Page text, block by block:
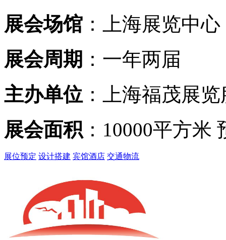
展会场馆 ：上海展览中心
展会周期 ：一年两届
主办单位 ：上海福茂展
展会面积 ：10000平方米
展位预定 设计搭建 宾馆酒店 交通物流